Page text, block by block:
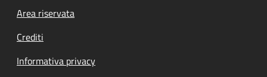
Footer menu
Area riservata
Crediti
Informativa privacy